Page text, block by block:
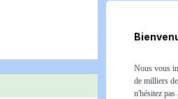
Nous vous
de milliers
n'hésitez